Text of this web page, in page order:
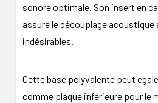
sonore optimale. Son insert en
assure le découplage
indésirables.
Cette base polyvalente peut
comme plaque inférieure pour le